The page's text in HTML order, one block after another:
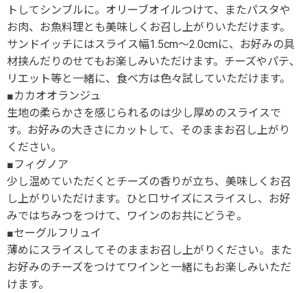
トしてシンブルに。オリーブオイルつけて、またパスタや
お肉、お魚料理とも美味しくお召し上がりいただけます。
サンドイッチにはスライス幅1.5cm～2.0cmに、お好みの具
材挟んだりのせてもお楽しみいただけます。チーズやパテ、
リエット等と一緒に、食べ方は色々試していただけます。
■カカオオランジュ
生地の柔らかさを感じられるのは少し厚めのスライスで
す。お好みの大きさにカットして、そのままお召し上がり
ください。
■フィグノア
少し温めていただくとチーズの香りが立ち、美味しくお召
し上がりいただけます。ひと口サイズにスライスし、お好
みではちみつをつけて、ワインのお共にどうぞ。
■セーグルフリュイ
薄めにスライスしてそのままお召し上がりください。また
お好みのチーズをつけてワインと一緒にもお楽しみいただ
けます。